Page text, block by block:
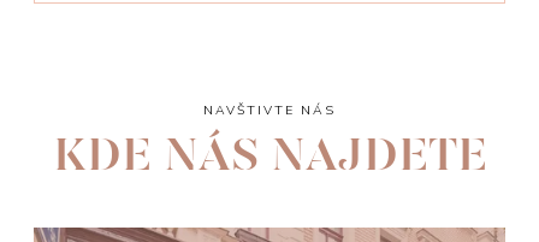
NAVŠTIVTE NÁS
KDE NÁS NAJDETE